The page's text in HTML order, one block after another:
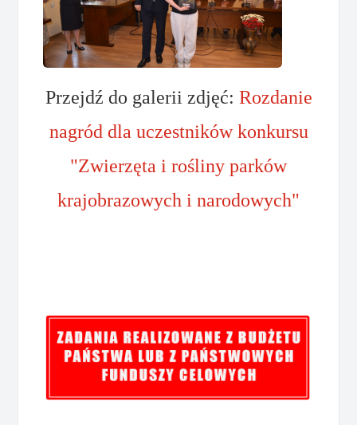
Przejdź do galerii zdjęć: Rozdanie
nagród dla uczestników konkursu
"Zwierzęta i rośliny parków
krajobrazowych i narodowych"